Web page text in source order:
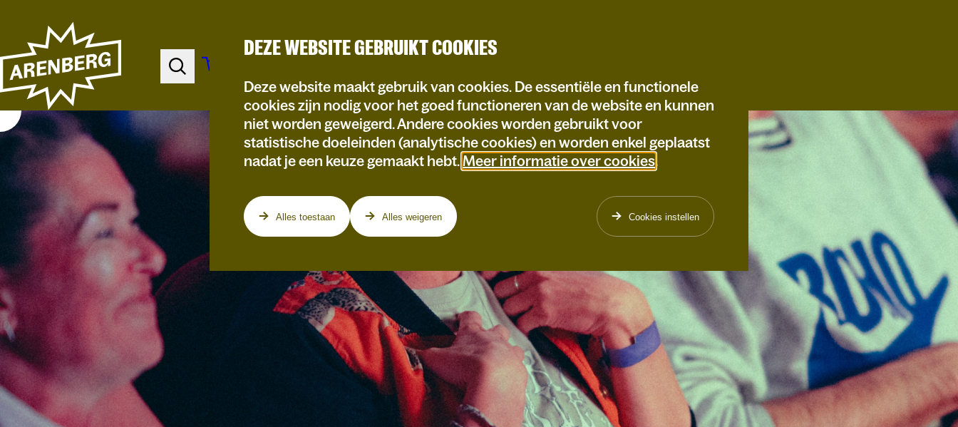
DEZE WEBSITE GEBRUIKT COOKIES
Deze website maakt gebruik van cookies. De essentiële en functionele
cookies zijn nodig voor het goed functioneren van de website en kunnen
niet worden geweigerd. Andere cookies worden gebruikt voor
statistische doeleinden (analytische cookies) en worden enkel geplaatst
nadat je een keuze gemaakt hebt.Meer informatie over cookies.
Alles toestaan Alles weigeren Cookies instellen